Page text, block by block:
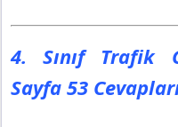
4. Sınıf Trafik
Sayfa 53